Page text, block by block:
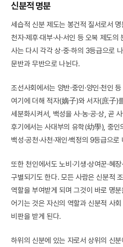
신분적 명분
세습적 신분 제도는 봉건적 질서로서
천자·제후·대부·사·서인 등 오복 제도
사는 다시 각각 상·중·하의 3등급으로
문반과 무반으로 나뉜다.
조선사회에서는 양반·중인·양인·천인
여기에 더해 적자(嫡子)와 서자(庶子)
세분화시켜서, 백성을 사·농·공·상, 곧
후기에서는 사대부의 유학(幼學), 중인
백성·공천·사천·재인·백정의 9등급으로
또한 천인에서도 노비·기생·상여꾼·혜
구별되기도 한다. 모든 사람은 신분적
역할을 부여받게 되며 그것이 바로 명
어기는 것은 자신의 역할과 신분적 사
비판을 받게 된다.
하위의 신분에 있는 자로서 상위의 신